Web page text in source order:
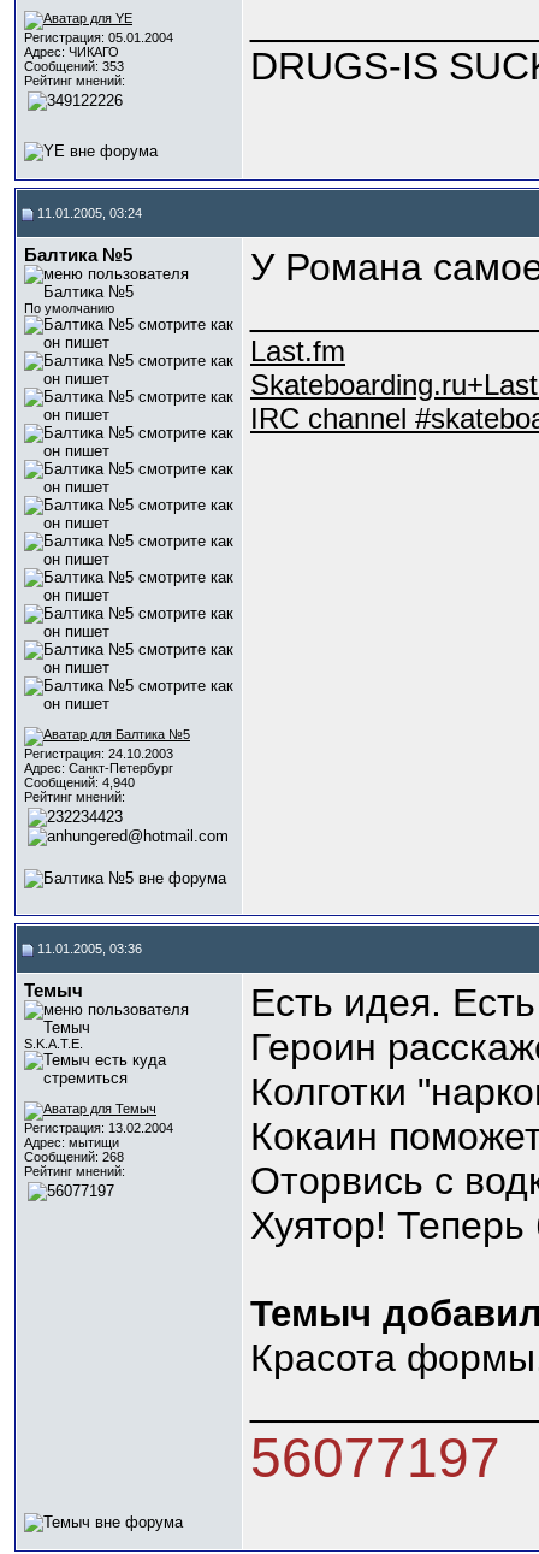
Регистрация: 05.01.2004
Адрес: ЧИКАГО
Сообщений: 353
Рейтинг мнений:
DRUGS-IS
11.01.2005, 03:24
Балтика №5
По умолчанию
Регистрация: 24.10.2003
Адрес: Санкт-Петербург
Сообщений: 4,940
Рейтинг мнений:
У Романа
Last.fm
IRC channel
11.01.2005, 03:36
Темыч
S.K.A.T.E.
Регистрация: 13.02.2004
Адрес: мытищи
Сообщений: 268
Рейтинг мнений:
Есть идея.
Героин
Колготки
Кокаин
Оторвись с
Хуятор!
Темыч
Красота
56077197